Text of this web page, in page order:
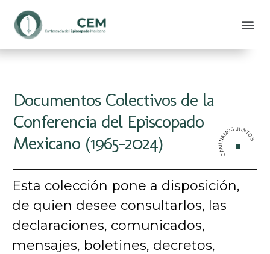
Documentos Colectivos de la
Conferencia del Episcopado
Mexicano (1965-2024)
CAMINAMOS JUNTOS
Esta colección pone a disposición,
de quien desee consultarlos, las
declaraciones, comunicados,
mensajes, boletines, decretos,